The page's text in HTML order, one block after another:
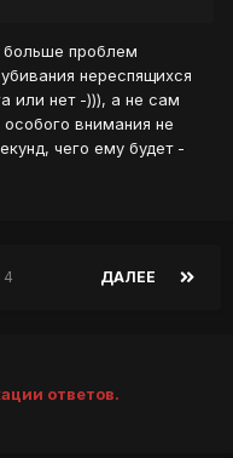
проблем
нереспящихся
или нет -))), а не сам
внимания не
чего ему будет -
ДАЛЕЕ
4
ответов.